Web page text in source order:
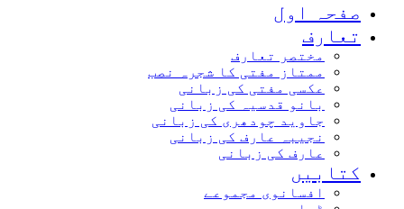
صفحہ اول
تعارف
مختصر تعارف
ممتاز مفتی کا شجرہ نصب
عکسی مفتی کی زبانی
بانو قدسیہ کی زبانی
جاوید چودھری کی زبانی
نجیبہ عارف کی زبانی
عارف کی زبانی
کتابیں
افسانوی مجموعے